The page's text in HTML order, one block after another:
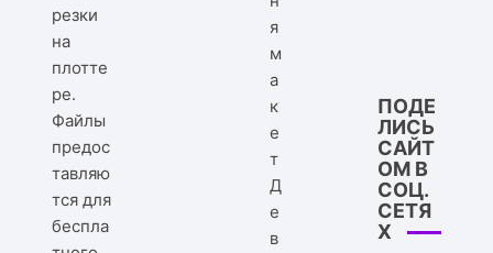
резки
на
плотте
ре.
Файлы
предос
тавляю
тся для
беспла
Д
е
в
ПОДЕ
ЛИСЬ
САЙТ
ОМ В
СОЦ.
СЕТЯ
Х